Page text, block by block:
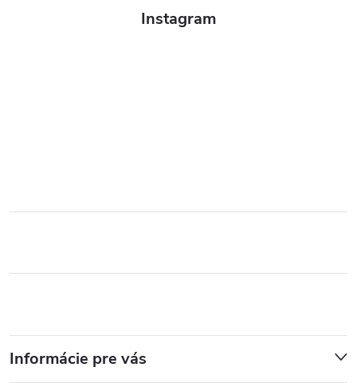
Instagram
Informácie pre vás